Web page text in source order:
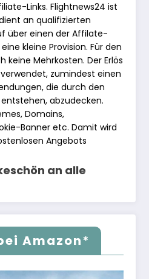
Links. Flightnews24 ist
an qualifizierten
über einen der Affilate-
kleine Provision. Für den
Mehrkosten. Der Erlös
zumindest einen
die durch den
abzudecken.
Domains,
Banner etc. Damit wird
Angebots
an alle
Amazon*